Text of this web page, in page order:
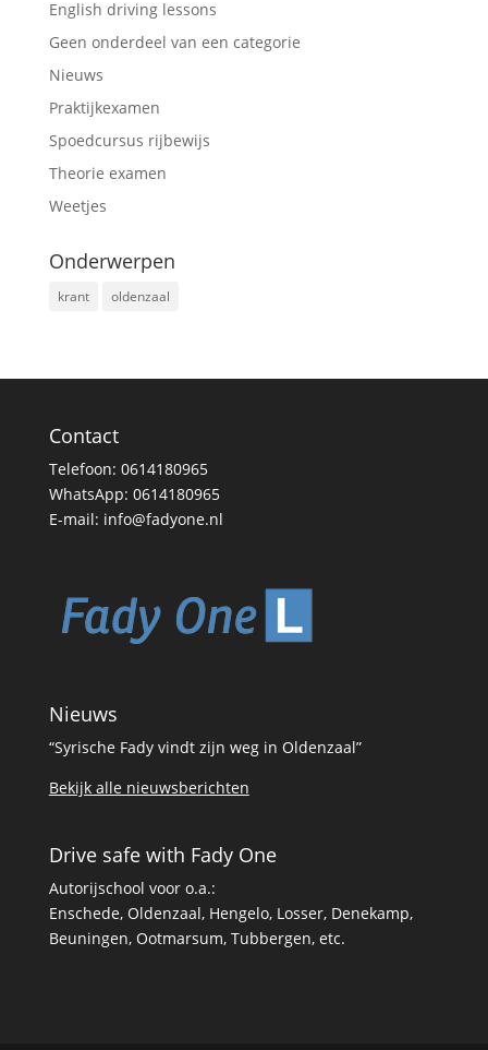
English driving lessons
Geen onderdeel van een categorie
Nieuws
Praktijkexamen
Spoedcursus rijbewijs
Theorie examen
Weetjes
Onderwerpen
krant oldenzaal
Contact
Telefoon: 0614180965
WhatsApp: 0614180965
E-mail: info@fadyone.nl
Nieuws
“Syrische Fady vindt zijn weg in Oldenzaal”
Bekijk alle nieuwsberichten
Drive safe with Fady One
Autorijschool voor o.a.:
Enschede, Oldenzaal, Hengelo, Losser, Denekamp,
Beuningen, Ootmarsum, Tubbergen, etc.